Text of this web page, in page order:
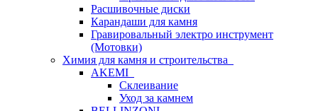
Расшивочные диски
Карандаши для камня
Гравировальный электро инструмент
(Мотовки)
Химия для камня и строительства
AKEMI
Склеивание
Уход за камнем